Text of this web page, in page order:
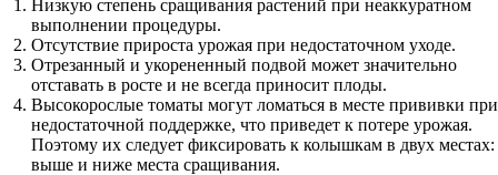
Низкую степень сращивания растений при неаккуратном
выполнении процедуры.
Отсутствие прироста урожая при недостаточном уходе.
Отрезанный и укорененный подвой может значительно
отставать в росте и не всегда приносит плоды.
Высокорослые томаты могут ломаться в месте прививки при
недостаточной поддержке, что приведет к потере урожая.
Поэтому их следует фиксировать к колышкам в двух местах:
выше и ниже места сращивания.